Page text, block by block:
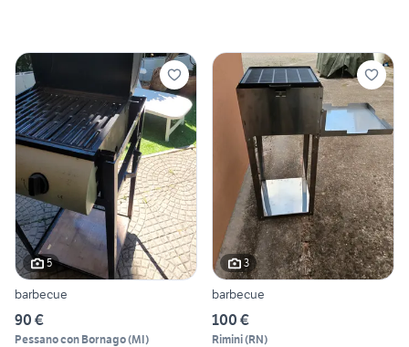
5
barbecue
90 €
Pessano con Bornago(MI)
3
barbecue
100 €
Rimini(RN)